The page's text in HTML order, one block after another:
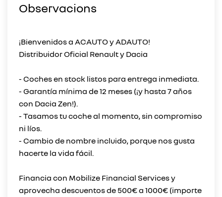
Observacions
¡Bienvenidos a ACAUTO y ADAUTO!
Distribuidor Oficial Renault y Dacia
- Coches en stock listos para entrega inmediata.
- Garantía mínima de 12 meses (¡y hasta 7 años
con Dacia Zen!).
- Tasamos tu coche al momento, sin compromiso
ni líos.
- Cambio de nombre incluido, porque nos gusta
hacerte la vida fácil.
Financia con Mobilize Financial Services y
aprovecha descuentos de 500€ a 1000€ (importe